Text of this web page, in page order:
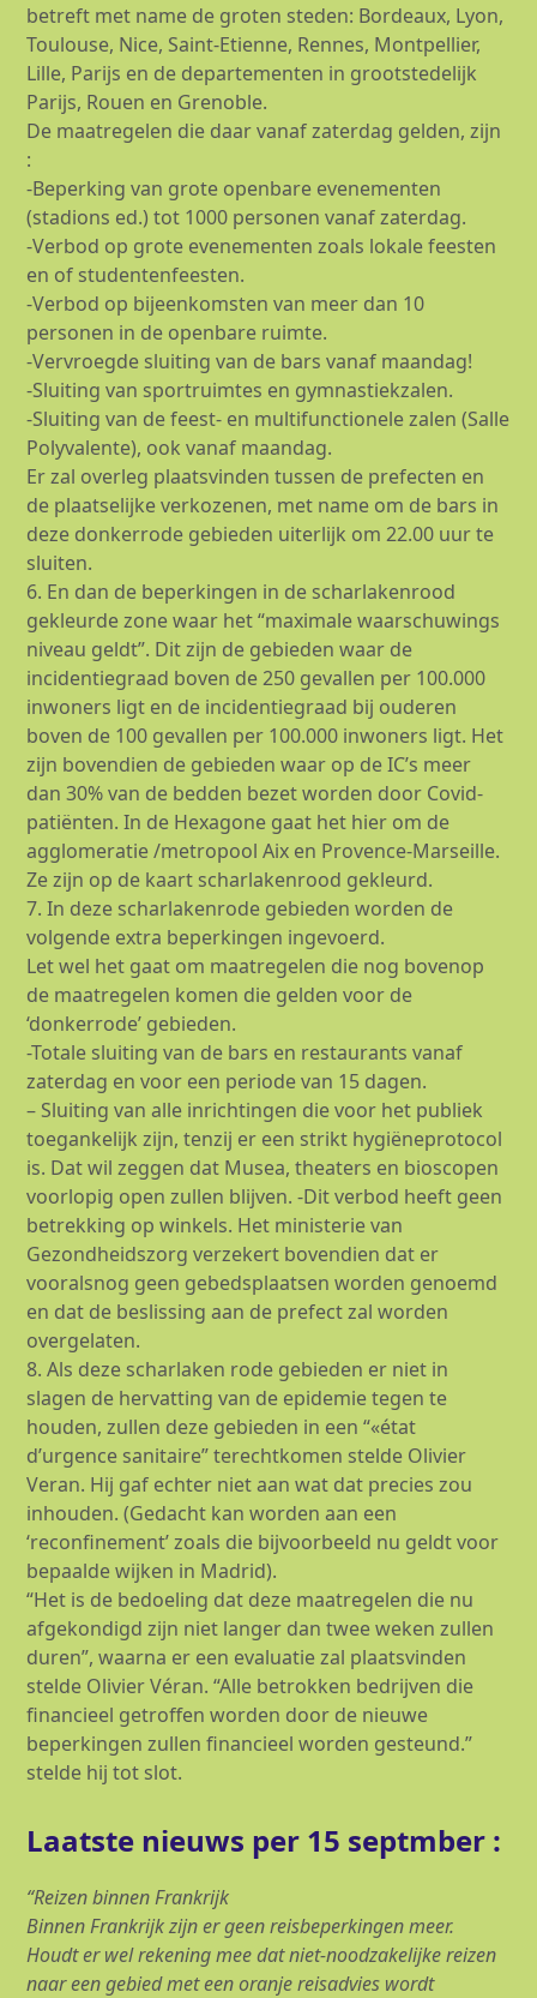
betreft met name de groten steden: Bordeaux, Lyon,
Toulouse, Nice, Saint-Etienne, Rennes, Montpellier,
Lille, Parijs en de departementen in grootstedelijk
Parijs, Rouen en Grenoble.
De maatregelen die daar vanaf zaterdag gelden, zijn
:
-Beperking van grote openbare evenementen
(stadions ed.) tot 1000 personen vanaf zaterdag.
-Verbod op grote evenementen zoals lokale feesten
en of studentenfeesten.
-Verbod op bijeenkomsten van meer dan 10
personen in de openbare ruimte.
-Vervroegde sluiting van de bars vanaf maandag!
-Sluiting van sportruimtes en gymnastiekzalen.
-Sluiting van de feest- en multifunctionele zalen (Salle
Polyvalente), ook vanaf maandag.
Er zal overleg plaatsvinden tussen de prefecten en
de plaatselijke verkozenen, met name om de bars in
deze donkerrode gebieden uiterlijk om 22.00 uur te
sluiten.
6. En dan de beperkingen in de scharlakenrood
gekleurde zone waar het “maximale waarschuwings
niveau geldt”. Dit zijn de gebieden waar de
incidentiegraad boven de 250 gevallen per 100.000
inwoners ligt en de incidentiegraad bij ouderen
boven de 100 gevallen per 100.000 inwoners ligt. Het
zijn bovendien de gebieden waar op de IC’s meer
dan 30% van de bedden bezet worden door Covid-
patiënten. In de Hexagone gaat het hier om de
agglomeratie /metropool Aix en Provence-Marseille.
Ze zijn op de kaart scharlakenrood gekleurd.
7. In deze scharlakenrode gebieden worden de
volgende extra beperkingen ingevoerd.
Let wel het gaat om maatregelen die nog bovenop
de maatregelen komen die gelden voor de
‘donkerrode’ gebieden.
-Totale sluiting van de bars en restaurants vanaf
zaterdag en voor een periode van 15 dagen.
– Sluiting van alle inrichtingen die voor het publiek
toegankelijk zijn, tenzij er een strikt hygiëneprotocol
is. Dat wil zeggen dat Musea, theaters en bioscopen
voorlopig open zullen blijven. -Dit verbod heeft geen
betrekking op winkels. Het ministerie van
Gezondheidszorg verzekert bovendien dat er
vooralsnog geen gebedsplaatsen worden genoemd
en dat de beslissing aan de prefect zal worden
overgelaten.
8. Als deze scharlaken rode gebieden er niet in
slagen de hervatting van de epidemie tegen te
houden, zullen deze gebieden in een “«état
d’urgence sanitaire” terechtkomen stelde Olivier
Veran. Hij gaf echter niet aan wat dat precies zou
inhouden. (Gedacht kan worden aan een
‘reconfinement’ zoals die bijvoorbeeld nu geldt voor
bepaalde wijken in Madrid).
“Het is de bedoeling dat deze maatregelen die nu
afgekondigd zijn niet langer dan twee weken zullen
duren”, waarna er een evaluatie zal plaatsvinden
stelde Olivier Véran. “Alle betrokken bedrijven die
financieel getroffen worden door de nieuwe
beperkingen zullen financieel worden gesteund.”
stelde hij tot slot.
Laatste nieuws per 15 septmber :
“Reizen binnen Frankrijk
Binnen Frankrijk zijn er geen reisbeperkingen meer.
Houdt er wel rekening mee dat niet-noodzakelijke reizen
naar een gebied met een oranje reisadvies wordt